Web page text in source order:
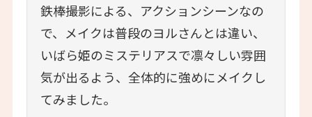
鉄棒撮影による、アクションシーンなの
で、メイクは普段のヨルさんとは違い、
いばら姫のミステリアスで凛々しい雰囲
気が出るよう、全体的に強めにメイクし
てみました。